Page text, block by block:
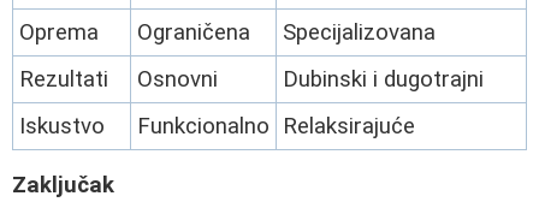
Oprema
Ograničena
Specijalizovana
Rezultati
Osnovni
Dubinski i dugotrajni
Iskustvo
Funkcionalno Relaksirajuće
Zaključak